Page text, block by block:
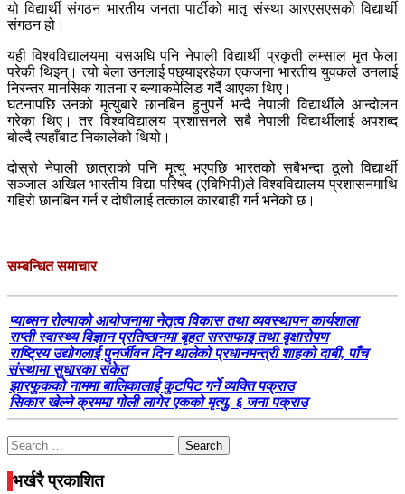
यो विद्यार्थी संगठन भारतीय जनता पार्टीको मातृ संस्था आरएसएसको विद्यार्थी
संगठन हो।
यही विश्वविद्यालयमा यसअघि पनि नेपाली विद्यार्थी प्रकृती लम्साल मृत फेला
परेकी थिइन्। त्यो बेला उनलाई पछ्याइरहेका एकजना भारतीय युवकले उनलाई
निरन्तर मानसिक यातना र ब्ल्याकमेलिङ गर्दै आएका थिए।
घटनापछि उनको मृत्युबारे छानबिन हुनुपर्ने भन्दै नेपाली विद्यार्थीले आन्दोलन
गरेका थिए। तर विश्वविद्यालय प्रशासनले सबै नेपाली विद्यार्थीलाई अपशब्द
बोल्दै त्यहाँबाट निकालेको थियो।
दोस्रो नेपाली छात्राको पनि मृत्यु भएपछि भारतको सबैभन्दा ठूलो विद्यार्थी
सञ्जाल अखिल भारतीय विद्या परिषद (एबिभिपी)ले विश्वविद्यालय प्रशासनमाथि
गहिरो छानबिन गर्न र दोषीलाई तत्काल कारबाही गर्न भनेको छ।
सम्बन्धित समाचार
प्याब्सन रोल्पाको आयोजनामा नेतृत्व विकास तथा व्यवस्थापन कार्यशाला
राप्ती स्वास्थ्य विज्ञान प्रतिष्ठानमा बृहत सरसफाइ तथा वृक्षारोपण
राष्ट्रिय उद्योगलाई पुनर्जीवन दिन थालेको प्रधानमन्त्री शाहको दाबी, पाँच
संस्थामा सुधारका संकेत
झारफुकको नाममा बालिकालाई कुटपिट गर्ने व्यक्ति पक्राउ
सिकार खेल्ने क्रममा गोली लागेर एकको मृत्यु, ६ जना पक्राउ
Search
for:
भर्खरै प्रकाशित